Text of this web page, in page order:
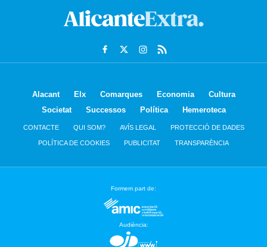
Alacant Elx Comarques Economia
Cultura
Societat
Successos Política Hemeroteca
CONTACTE QUI SOM? AVÍS LEGAL PROTECCIÓ DE DADES
POLÍTICA DE COOKIES PUBLICITAT TRANSPARÈNCIA
Formem part de:
Audiència: